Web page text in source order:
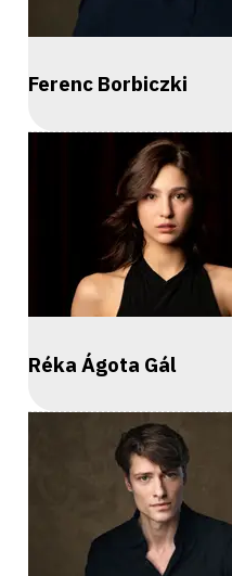
Ferenc Borbiczki
Réka Ágota Gál